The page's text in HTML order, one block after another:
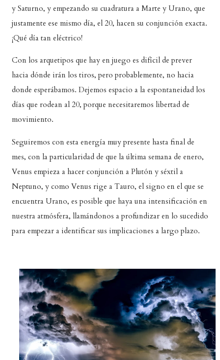
y Saturno, y empezando su cuadratura a Marte y Urano, que
justamente ese mismo día, el 20, hacen su conjunción exacta.
¡Qué día tan eléctrico!
Con los arquetipos que hay en juego es difícil de prever
hacia dónde irán los tiros, pero probablemente, no hacia
donde esperábamos. Dejemos espacio a la espontaneidad los
días que rodean al 20, porque necesitaremos libertad de
movimiento.
Seguiremos con esta energía muy presente hasta final de
mes, con la particularidad de que la última semana de enero,
Venus empieza a hacer conjunción a Plutón y séxtil a
Neptuno, y como Venus rige a Tauro, el signo en el que se
encuentra Urano, es posible que haya una intensificación en
nuestra atmósfera, llamándonos a profundizar en lo sucedido
para empezar a identificar sus implicaciones a largo plazo.